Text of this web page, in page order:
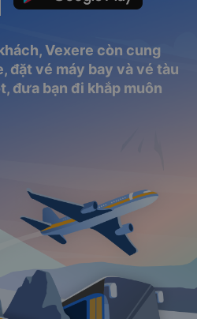
Vexere còn cung
đặt vé máy bay và vé tàu
đưa bạn đi khắp muôn